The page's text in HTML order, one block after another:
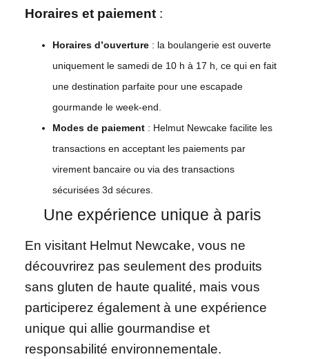
Horaires et paiement :
Horaires d’ouverture : la boulangerie est ouverte
uniquement le samedi de 10 h à 17 h, ce qui en fait
une destination parfaite pour une escapade
gourmande le week-end.
Modes de paiement : Helmut Newcake facilite les
transactions en acceptant les paiements par
virement bancaire ou via des transactions
sécurisées 3d sécures.
Une expérience unique à paris
En visitant Helmut Newcake, vous ne
découvrirez pas seulement des produits
sans gluten de haute qualité, mais vous
participerez également à une expérience
unique qui allie gourmandise et
responsabilité environnementale.